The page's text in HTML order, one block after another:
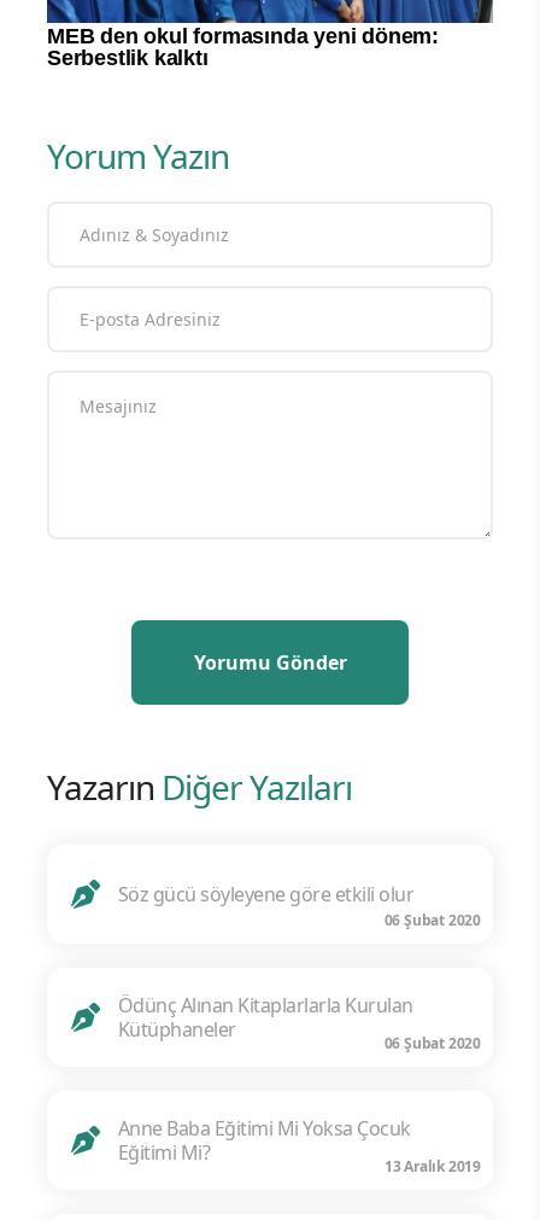
Yorum Yazın
Yazarın Diğer Yazıları
Söz gücü söyleyene göre etkili olur
06 Şubat 2020
Ödünç Alınan Kitaplarlarla Kurulan
Kütüphaneler
06 Şubat 2020
Anne Baba Eğitimi Mi Yoksa Çocuk
Eğitimi Mi?
13 Aralık 2019